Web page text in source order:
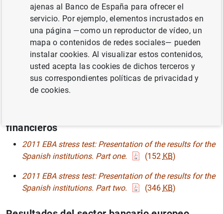
Nota informativa (145KB)
Pruebas de resistencia 2011: resultados individuales
(3MB )
Nota técnica sobre los resultados de las pruebas de
resistencia para los bancos y cajas de ahorros
españoles
financieros
2011 EBA stress test: Presentation of the results for the
Spanish institutions. Part one.
(152 KB)
2011 EBA stress test: Presentation of the results for the
Spanish institutions. Part two.
(346 KB)
ajenas al Banco de España para ofrecer el
servicio. Por ejemplo, elementos incrustados en
una página —como un reproductor de vídeo, un
mapa o contenidos de redes sociales— pueden
instalar cookies. Al visualizar estos contenidos,
usted acepta las cookies de dichos terceros y
sus correspondientes políticas de privacidad y
de cookies.